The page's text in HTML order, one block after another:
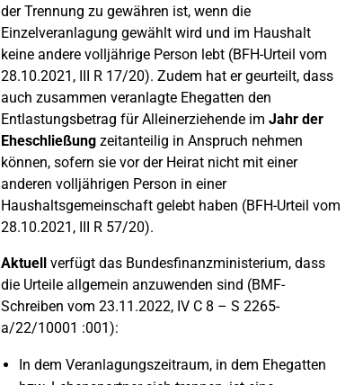
der Trennung zu gewähren ist, wenn die
Einzelveranlagung gewählt wird und im Haushalt
keine andere volljährige Person lebt (BFH-Urteil vom
28.10.2021, III R 17/20). Zudem hat er geurteilt, dass
auch zusammen veranlagte Ehegatten den
Entlastungsbetrag für Alleinerziehende im Jahr der
Eheschließung zeitanteilig in Anspruch nehmen
können, sofern sie vor der Heirat nicht mit einer
anderen volljährigen Person in einer
Haushaltsgemeinschaft gelebt haben (BFH-Urteil vom
28.10.2021, III R 57/20).
Aktuell verfügt das Bundesfinanzministerium, dass
die Urteile allgemein anzuwenden sind (BMF-
Schreiben vom 23.11.2022, IV C 8 – S 2265-
a/22/10001 :001):
In dem Veranlagungszeitraum, in dem Ehegatten